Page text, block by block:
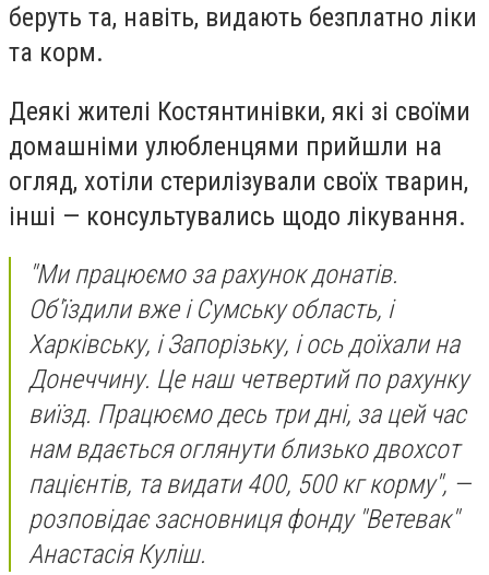
беруть та, навіть, видають безплатно ліки
та корм.
Деякі жителі Костянтинівки, які зі своїми
домашніми улюбленцями прийшли на
огляд, хотіли стерилізували своїх тварин,
інші — консультувались щодо лікування.
"Ми працюємо за рахунок донатів.
Об'їздили вже і Сумську область, і
Харківську, і Запорізьку, і ось доїхали на
Донеччину. Це наш четвертий по рахунку
виїзд. Працюємо десь три дні, за цей час
нам вдається оглянути близько двохсот
пацієнтів, та видати 400, 500 кг корму", —
розповідає засновниця фонду "Ветевак"
Анастасія Куліш.